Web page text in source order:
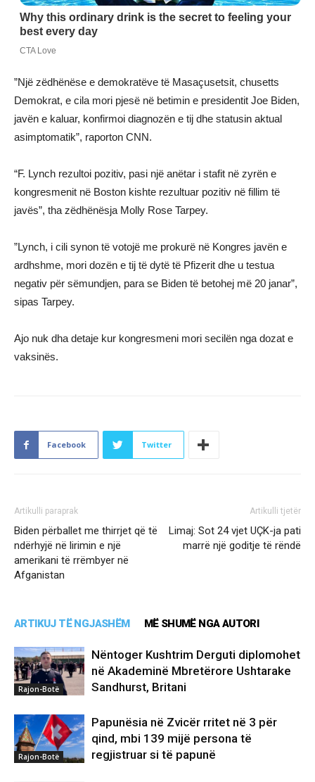
”Një zëdhënëse e demokratëve të Masaçusetsit, chusetts
Demokrat, e cila mori pjesë në betimin e presidentit Joe Biden,
javën e kaluar, konfirmoi diagnozën e tij dhe statusin aktual
asimptomatik”, raporton CNN.
“F. Lynch rezultoi pozitiv, pasi një anëtar i stafit në zyrën e
kongresmenit në Boston kishte rezultuar pozitiv në fillim të
javës”, tha zëdhënësja Molly Rose Tarpey.
”Lynch, i cili synon të votojë me prokurë në Kongres javën e
ardhshme, mori dozën e tij të dytë të Pfizerit dhe u testua
negativ për sëmundjen, para se Biden të betohej më 20 janar”,
sipas Tarpey.
Ajo nuk dha detaje kur kongresmeni mori secilën nga dozat e
vaksinës.
Facebook Twitter
Artikulli paraprak
Biden përballet me thirrjet që të
ndërhyjë në lirimin e një
amerikani të rrëmbyer në
Afganistan
Artikulli tjetër
Limaj: Sot 24 vjet UÇK-ja pati
marrë një goditje të rëndë
ARTIKUJ TË NGJASHËM MË SHUMË NGA AUTORI
Rajon-Botë
Nëntoger Kushtrim Derguti diplomohet
në Akademinë Mbretërore Ushtarake
Sandhurst, Britani
Rajon-Botë
Papunësia në Zvicër rritet në 3 për
qind, mbi 139 mijë persona të
regjistruar si të papunë